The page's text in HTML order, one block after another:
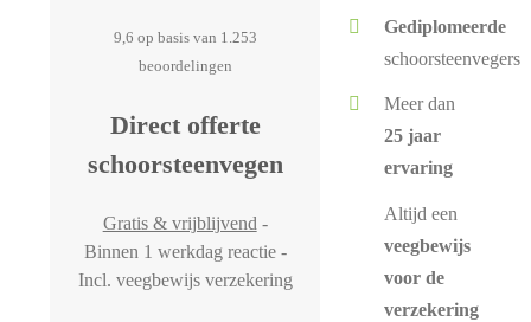
9,6 op basis van 1.253
beoordelingen
Direct offerte
schoorsteenvegen
Gratis & vrijblijvend -
Binnen 1 werkdag reactie -
Incl. veegbewijs verzekering
Gediplomeerde
schoorsteenvegers
Meer dan
25 jaar
ervaring
Altijd een
veegbewijs
voor de
verzekering